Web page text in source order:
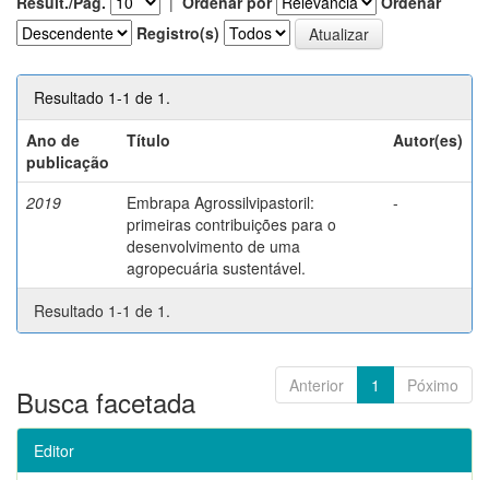
Registro(s)
Resultado 1-1 de 1.
Ano de
publicação
Título Autor(es)
2019
Embrapa Agrossilvipastoril:
primeiras contribuições para o
desenvolvimento de uma
agropecuária sustentável.
-
Resultado 1-1 de 1.
Anterior 1 Póximo
Busca facetada
Editor